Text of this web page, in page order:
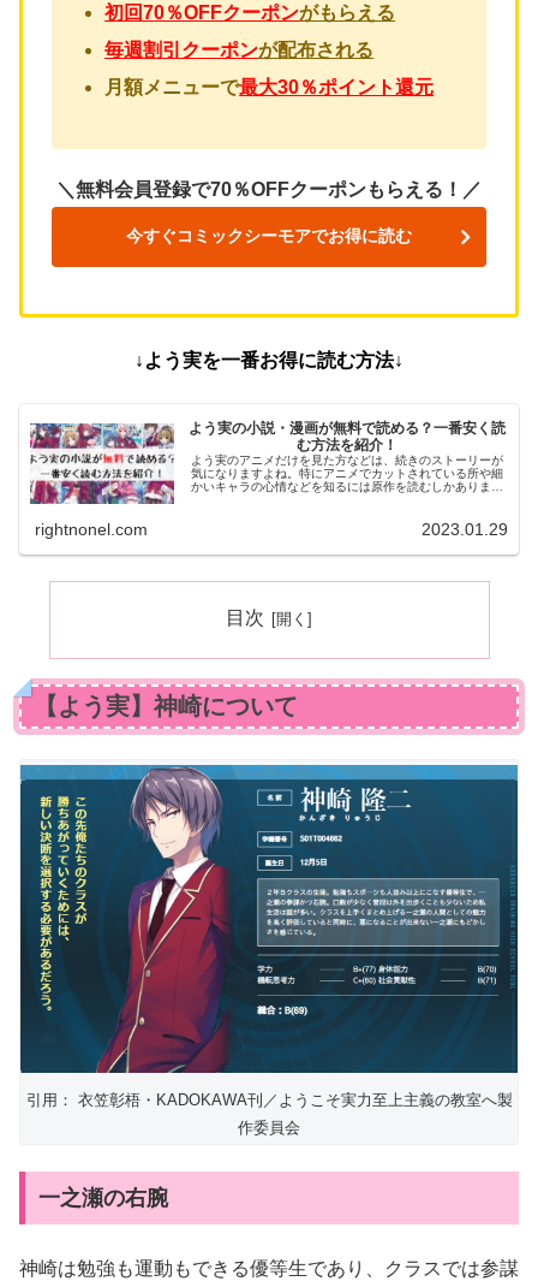
初回70％OFFクーポンがもらえる
毎週割引クーポンが配布される
月額メニューで最大30％ポイント還元
＼無料会員登録で70％OFFクーポンもらえる！／
今すぐコミックシーモアでお得に読む
↓よう実を一番お得に読む方法↓
よう実の小説・漫画が無料で読める？一番安く読
む方法を紹介！
よう実のアニメだけを見た方などは、続きのストーリーが
気になりますよね。特にアニメでカットされている所や細
かいキャラの心情などを知るには原作を読むしかありませ
rightnonel.com 2023.01.29
目次
【よう実】神崎について
引用： 衣笠彰梧・KADOKAWA刊／ようこそ実力至上主義の教室へ製
作委員会
一之瀬の右腕
神崎は勉強も運動もできる優等生であり、クラスでは参謀